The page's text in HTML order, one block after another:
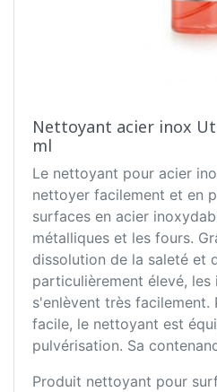
Nettoyant acier inox
ml
Le nettoyant pour acier
nettoyer facilement et en
surfaces en acier
métalliques et les fours.
dissolution de la saleté et
particulièrement élevé,
s'enlèvent très facilement.
facile, le nettoyant est
pulvérisation. Sa
Produit nettoyant pour